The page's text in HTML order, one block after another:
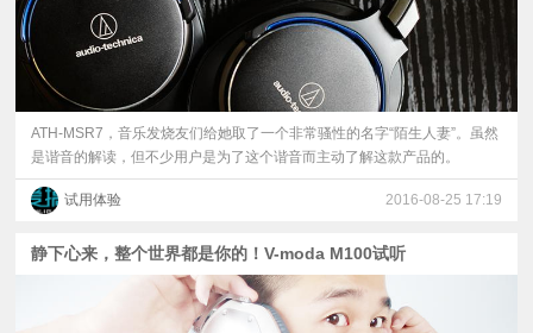
频
普
体
验
ATH-MSR7，音乐发烧友们给她取了一个非常骚性的名字“陌生人妻”。虽然
是谐音的解读，但不少用户是为了这个谐音而主动了解这款产品的。
试用体验 2016-08-25 17:19
静下心来，整个世界都是你的！V-moda M100试听